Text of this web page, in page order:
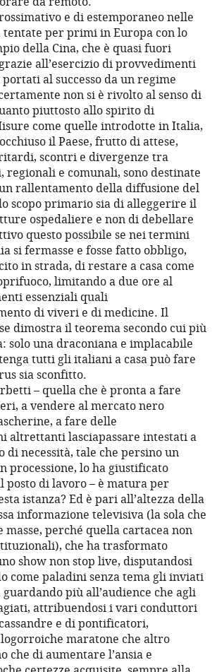
e di estemporaneo nelle
per primi in Europa con lo
della Cina, che è quasi fuori
all’esercizio di provvedimenti
al successo da un regime
non si è rivolto al senso di
piuttosto allo spirito di
come quelle introdotte in Italia,
il Paese, frutto di attese,
scontri e divergenze tra
e comunali, sono destinate
rallentamento della diffusione del
scopo primario sia di alleggerire il
ospedaliere e non di debellare
questo possibile se nei termini
si fermasse e fosse fatto obbligo,
in strada, di restare a casa come
limitando a due ore al
essenziali quali
di viveri e di medicine. Il
dimostra il teorema secondo cui più
solo una draconiana e implacabile
tutti gli italiani a casa può fare
sia sconfitto.
– quella che è pronta a fare
a vendere al mercato nero
a fare delle
altrettanti lasciapassare intestati a
di necessità, tale che persino un
processione, lo ha giustificato
posto di lavoro – è matura per
istanza? Ed è pari all’altezza della
informazione televisiva (la sola che
masse, perché quella cartacea non
che ha trasformato
show non stop live, disputandosi
come paladini senza tema gli inviati
guardando più all’audience che agli
attribuendosi i vari conduttori
e di pontificatori,
maratone che altro
che di aumentare l’ansia e